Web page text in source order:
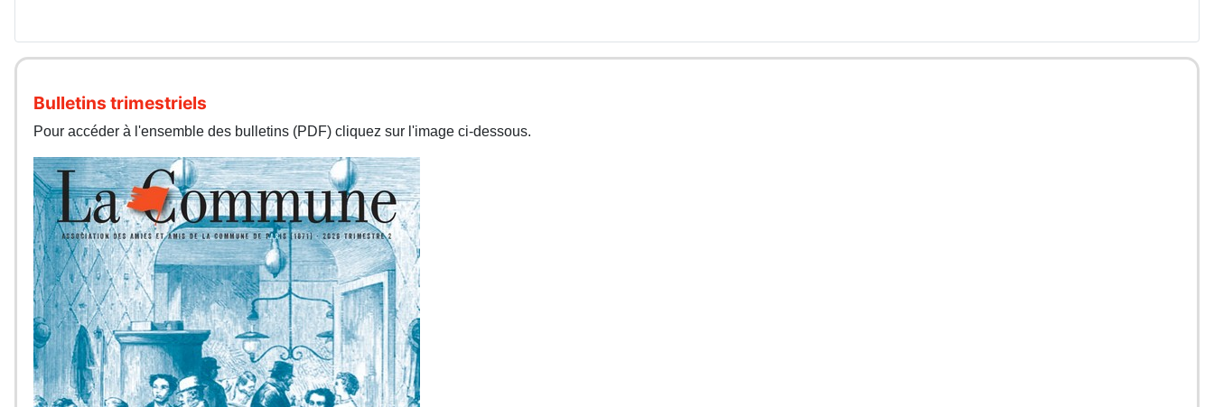
Bulletins trimestriels
Pour accéder à l'ensemble des bulletins (PDF) cliquez sur l'image ci-dessous.